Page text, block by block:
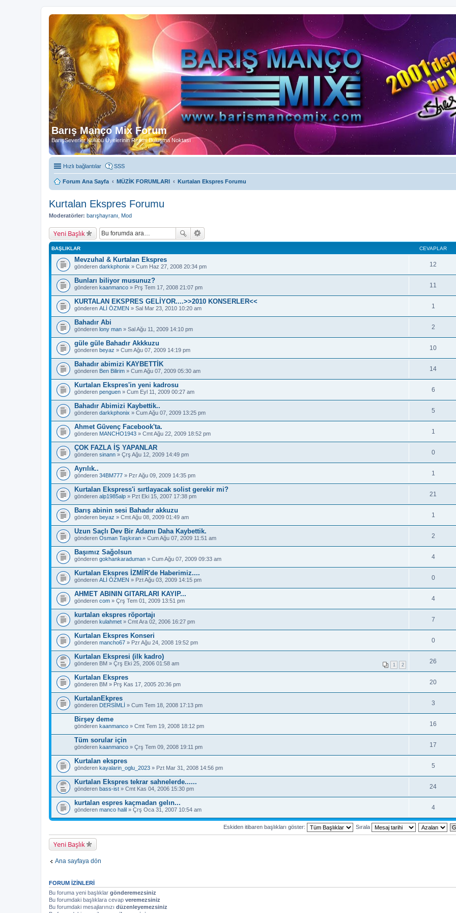
Barış Manço Mix Forum
BarışSeverler Kulübü Üyelerinin Resmi Buluşma Noktası
Hızlı bağlantılar SSS
Forum Ana Sayfa MÜZİK FORUMLARI Kurtalan Ekspres Forumu
Kurtalan Ekspres Forumu
Moderatörler: barışhayranı Mod
Yeni Başlık
BAŞLIKLAR CEVAPLAR
Mevzuhal & Kurtalan Ekspres
gönderen darkkphonix » Cum Haz 27, 2008 20:34 pm 12
Bunları biliyor musunuz?
gönderen kaanmanco » Prş Tem 17, 2008 21:07 pm 11
KURTALAN EKSPRES GELİYOR....>>2010 KONSERLER<<
gönderen ALİ ÖZMEN » Sal Mar 23, 2010 10:20 am 1
Bahadır Abi
gönderen lony man » Sal Ağu 11, 2009 14:10 pm 2
güle güle Bahadır Akkkuzu
gönderen beyaz » Cum Ağu 07, 2009 14:19 pm 10
Bahadır abimizi KAYBETTİK
gönderen Ben Bilirim » Cum Ağu 07, 2009 05:30 am 14
Kurtalan Ekspres'in yeni kadrosu
gönderen penguen » Cum Eyl 11, 2009 00:27 am 6
Bahadır Abimizi Kaybettik..
gönderen darkkphonix » Cum Ağu 07, 2009 13:25 pm 5
Ahmet Güvenç Facebook'ta.
gönderen MANCHO1943 » Cmt Ağu 22, 2009 18:52 pm 1
ÇOK FAZLA İŞ YAPANLAR
gönderen sinann » Çrş Ağu 12, 2009 14:49 pm 0
Ayrılık..
gönderen 34BM777 » Pzr Ağu 09, 2009 14:35 pm 1
Kurtalan Ekspress'i sırtlayacak solist gerekir mi?
gönderen alp1985alp » Pzt Eki 15, 2007 17:38 pm 21
Barış abinin sesi Bahadır akkuzu
gönderen beyaz » Cmt Ağu 08, 2009 01:49 am 1
Uzun Saçlı Dev Bir Adamı Daha Kaybettik.
gönderen Osman Taşkıran » Cum Ağu 07, 2009 11:51 am 2
Başımız Sağolsun
gönderen gokhankaraduman » Cum Ağu 07, 2009 09:33 am 4
Kurtalan Ekspres İZMİR'de Haberimiz....
gönderen ALİ ÖZMEN » Pzt Ağu 03, 2009 14:15 pm 0
AHMET ABININ GITARLARI KAYIP...
gönderen com » Çrş Tem 01, 2009 13:51 pm 4
kurtalan ekspres röportajı
gönderen kulahmet » Cmt Ara 02, 2006 16:27 pm 7
Kurtalan Ekspres Konseri
gönderen mancho67 » Pzr Ağu 24, 2008 19:52 pm 0
Kurtalan Ekspresi (ilk kadro)
1 2
gönderen BM » Çrş Eki 25, 2006 01:58 am 26
Kurtalan Ekspres
gönderen BM » Prş Kas 17, 2005 20:36 pm 20
KurtalanEkpres
gönderen DERSİMLİ » Cum Tem 18, 2008 17:13 pm 3
Birşey deme
gönderen kaanmanco » Cmt Tem 19, 2008 18:12 pm 16
Tüm sorular için
gönderen kaanmanco » Çrş Tem 09, 2008 19:11 pm 17
Kurtalan ekspres
gönderen kayalarin_oglu_2023 » Pzt Mar 31, 2008 14:56 pm 5
Kurtalan Ekspres tekrar sahnelerde......
gönderen bass-ist » Cmt Kas 04, 2006 15:30 pm 24
kurtalan espres kaçmadan gelın...
gönderen manco halil » Çrş Oca 31, 2007 10:54 am 4
Eskiden itibaren başlıkları göster: Sırala
Yeni Başlık
Ana sayfaya dön
FORUM IZINLERI
Bu foruma yeni başlıklar gönderemezsiniz
Bu forumdaki başlıklara cevap veremezsiniz
Bu forumdaki mesajlarınızı düzenleyemezsiniz